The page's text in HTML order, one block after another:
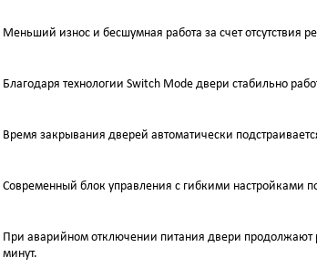
Меньший износ и бесшумная работа за счет отсутствия
Благодаря технологии Switch Mode двери стабильно
Время закрывания дверей автоматически
Современный блок управления с гибкими настройками
При аварийном отключении питания двери продолжают
минут.